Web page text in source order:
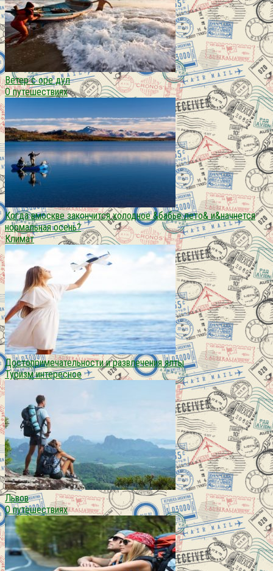
Ветер с оре дул
О путешествиях
Когда вмоскве закончится холодное &бабье лето& и&начнется
нормальная осень?
Климат
Достопримечательности и развлечения ялты
Туризм интересное
Львов
О путешествиях